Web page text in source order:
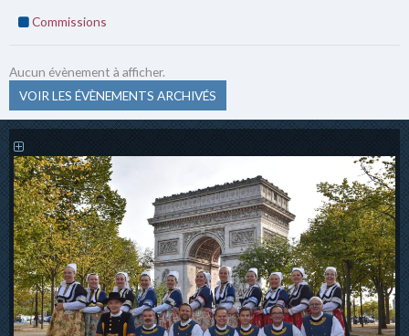
Commissions
Aucun évènement à afficher.
VOIR LES ÉVÈNEMENTS ARCHIVÉS